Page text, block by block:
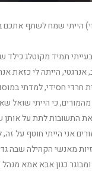
הייתי שמח לשתף אתכם
בעייתי תמיד מקוטלג
אנרגטי, הייתה לי כזאת
חרדי חסידי, למדתי
כי הייתי שואל
התשובות לתת על אותן
אני הייתי חוטף על זה,
מאנשי הקהילה שבה
כגון אבא אמא מנהל